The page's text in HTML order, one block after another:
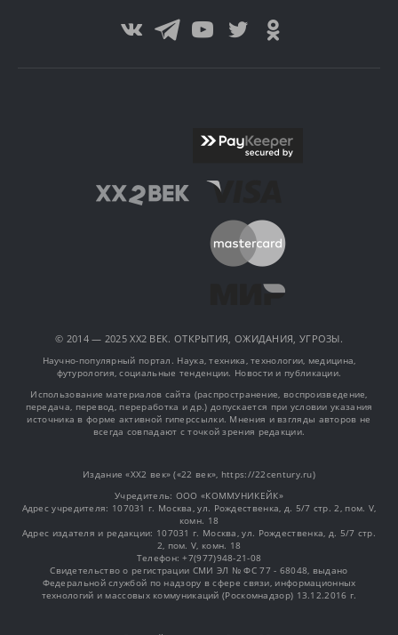
© 2014 — 2025 XX2 ВЕК. ОТКРЫТИЯ, ОЖИДАНИЯ, УГРОЗЫ.
Научно-популярный портал. Наука, техника, технологии, медицина,
футурология, социальные тенденции. Новости и публикации.
Использование материалов сайта (распространение, воспроизведение,
передача, перевод, переработка и др.) допускается при условии указания
источника в форме активной гиперссылки. Мнения и взгляды авторов не
всегда совпадают с точкой зрения редакции.
Издание «XX2 век» («22 век», https://22century.ru)
Учредитель: OOO «КОММУНИКЕЙК»
Адрес учредителя: 107031 г. Москва, ул. Рождественка, д. 5/7 стр. 2, пом. V,
комн. 18
Адрес издателя и редакции: 107031 г. Москва, ул. Рождественка, д. 5/7 стр.
2, пом. V, комн. 18
Телефон: +7(977)948-21-08
Свидетельство о регистрации СМИ ЭЛ № ФС 77 - 68048, выдано
Федеральной службой по надзору в сфере связи, информационных
технологий и массовых коммуникаций (Роскомнадзор) 13.12.2016 г.